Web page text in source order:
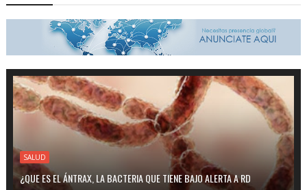
SALUD
¿QUE ES EL ÁNTRAX, LA BACTERIA QUE TIENE BAJO ALERTA A RD